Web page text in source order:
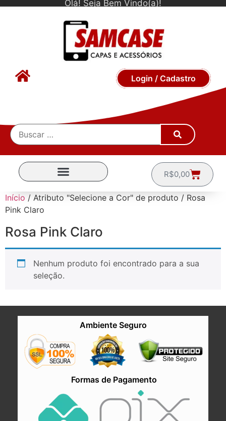
Olá! Seja Bem Vindo(a)!
Login / Cadastro
R$0,00
Início / Atributo "Selecione a Cor" de produto / Rosa
Pink Claro
Rosa Pink Claro
Nenhum produto foi encontrado para a sua
seleção.
Ambiente Seguro
Formas de Pagamento